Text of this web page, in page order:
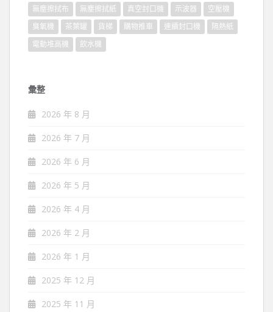
無塵擦拭布
無塵擦拭紙 真空封口機 示波器
空壓機
臭氧機
茶葉罐 貨梯 購物推車 連續封口機
隔熱紙
電動堆高機
飲水機
彙整
2026 年 8 月
2026 年 7 月
2026 年 6 月
2026 年 5 月
2026 年 4 月
2026 年 2 月
2026 年 1 月
2025 年 12 月
2025 年 11 月